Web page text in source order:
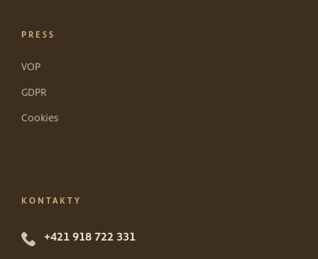
PRESS
VOP
GDPR
Cookies
KONTAKTY
+421 918 722 331